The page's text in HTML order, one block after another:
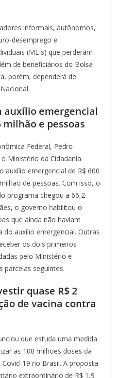
informais, autônomos,
desemprego e
(MEIs) que perderam
de beneficiários do Bolsa
porém, dependerá de
auxílio emergencial
milhão e pessoas
Federal, Pedro
Ministério da Cidadania
emergencial de R$ 600
de pessoas. Com isso, o
programa chegou a 66,2
o governo habilitou o
que ainda não haviam
do auxílio emergencial. Outras
os dois primeiros
pelo Ministério e
parcelas seguintes.
quase R$ 2
de vacina contra
que estuda uma medida
as 100 milhões doses da
19 no Brasil. A proposta
extraordinário de R$ 1,9